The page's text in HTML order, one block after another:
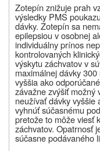
Zotepín znižuje prah
výsledky PMS
dávky. Zotepín sa
epilepsiou v osobnej
individuálny prínos
kontrolovaných
výskytu záchvatov v
maximálnej dávky
vyššia ako
závažne zvýšiť možný
neužívať dávky vyššie
vyhnúť súčasnému
pretože to môže viesť
záchvatov. Opatrnosť
súčasne podávaného